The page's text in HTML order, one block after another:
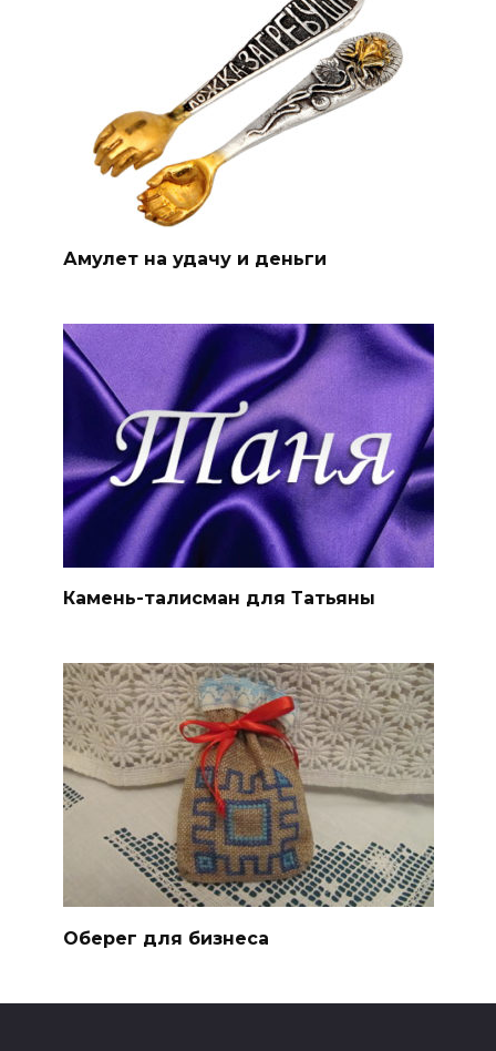
Амулет на удачу и деньги
Камень-талисман для Татьяны
Оберег для бизнеса